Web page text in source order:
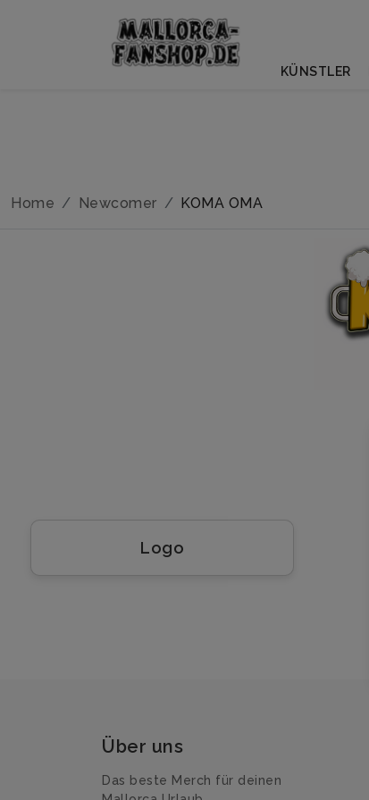
Home Newcomer KOMA OMA
Logo
Über uns
Das beste Merch für deinen
KÜNSTLER